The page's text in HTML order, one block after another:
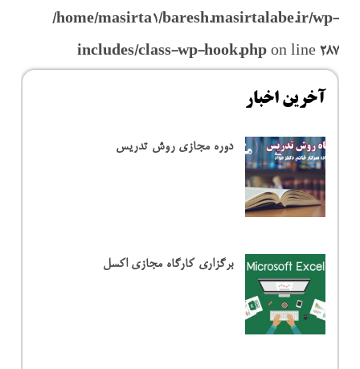
/home/masirta1/baresh.masirtalabe.ir/wp-
includes/class-wp-hook.phpon line 287
آخرین اخبار
دوره مجازی روش تدریس
برگزاری کارگاه مجازی اکسل